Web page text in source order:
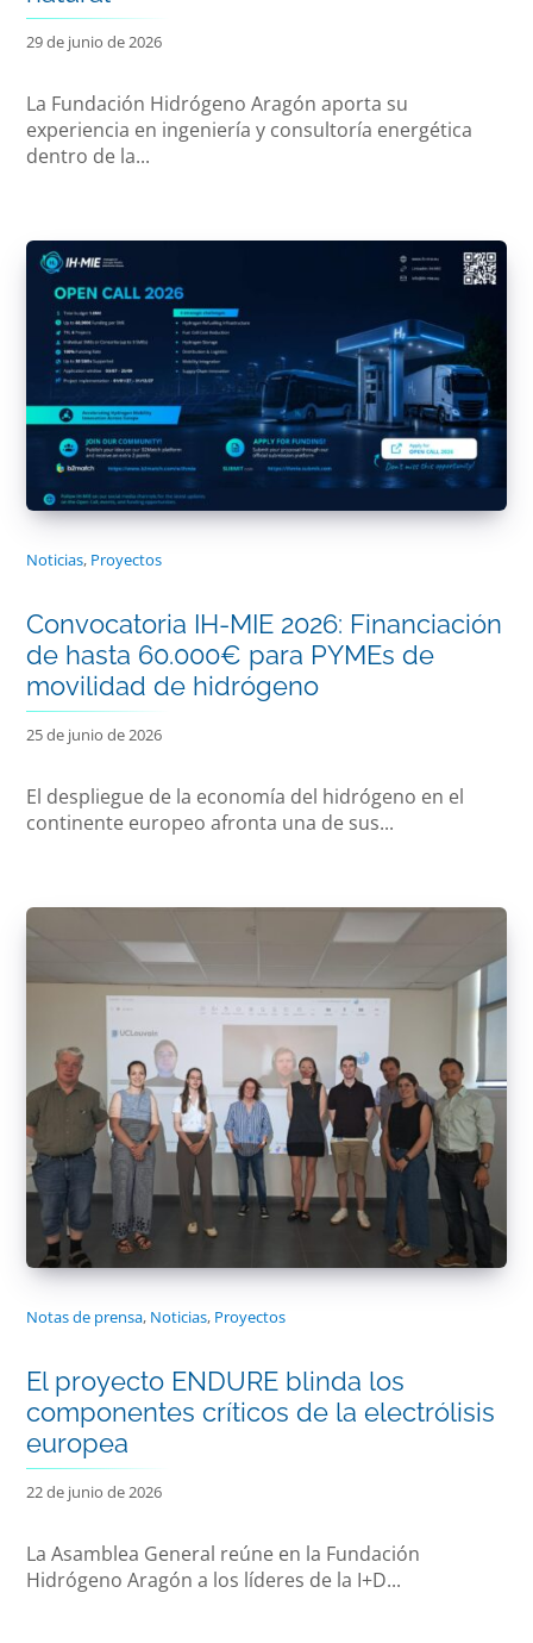
29 de junio de 2026
La Fundación Hidrógeno Aragón aporta su
experiencia en ingeniería y consultoría energética
dentro de la...
Noticias, Proyectos
Convocatoria IH-MIE 2026: Financiación
de hasta 60.000€ para PYMEs de
movilidad de hidrógeno
25 de junio de 2026
El despliegue de la economía del hidrógeno en el
continente europeo afronta una de sus...
Notas de prensa, Noticias, Proyectos
El proyecto ENDURE blinda los
componentes críticos de la electrólisis
europea
22 de junio de 2026
La Asamblea General reúne en la Fundación
Hidrógeno Aragón a los líderes de la I+D...